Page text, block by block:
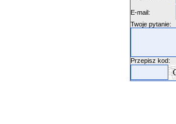
E-mail:
Twoje pytanie:
Przepisz kod: